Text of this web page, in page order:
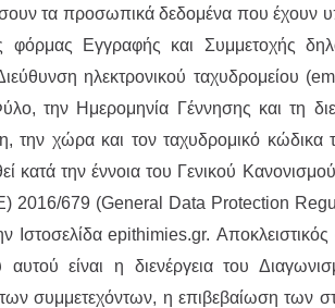
τα προσωπικά δεδομένα που έχουν
φόρμας Εγγραφής και Συμμετοχής
ηλεκτρονικού ταχυδρομείου
την Ημερομηνία Γέννησης και τη
την χώρα και τον ταχυδρομικό κώδικα
κατά την έννοια του Γενικού
2016/679 (General Data Protection
Ιστοσελίδα epithimies.gr.
είναι η διενέργεια του
συμμετεχόντων, η επιβεβαίωση των